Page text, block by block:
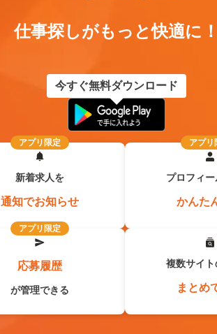
仕事探しがもっと快適に
今すぐ無料ダウンロード
アプリ限定
新着求人を
通知でお知らせ
アプリ
プロフィ
かんた
アプリ限定
応募履歴
が管理できる
複数サイ
まとめ